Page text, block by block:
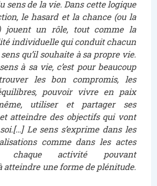
sens de la vie. Dans cette logique
le hasard et la chance (ou la
jouent un rôle, tout comme la
individuelle qui conduit chacun
qu’il souhaite à sa propre vie.
à sa vie, c’est pour beaucoup
les bon compromis, les
pouvoir vivre en paix
utiliser et partager ses
atteindre des objectifs qui vont
Le sens s’exprime dans les
comme dans les actes
chaque activité pouvant
atteindre une forme de plénitude.